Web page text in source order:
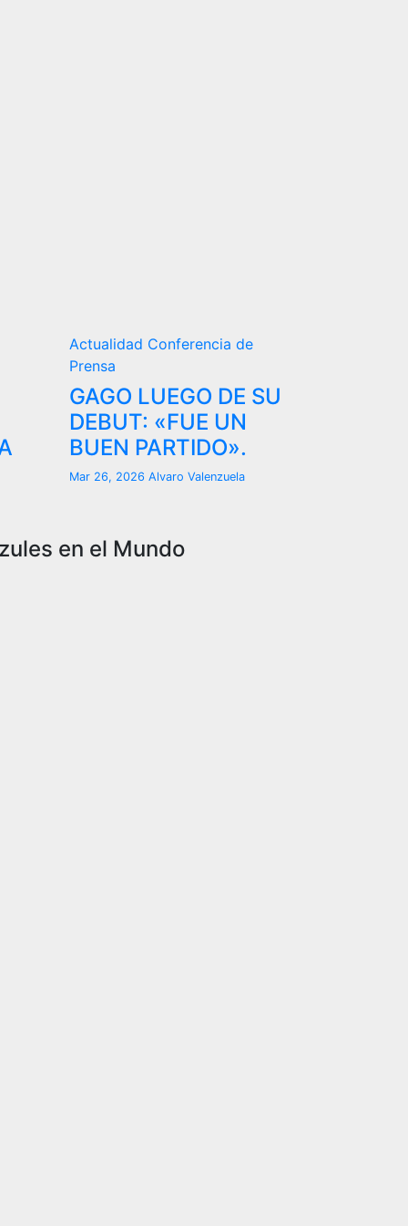
Actualidad Conferencia de
Prensa
GAGO LUEGO DE SU
DEBUT: «FUE UN
BUEN PARTIDO».
Mar 26, 2026 Alvaro Valenzuela
en el Mundo